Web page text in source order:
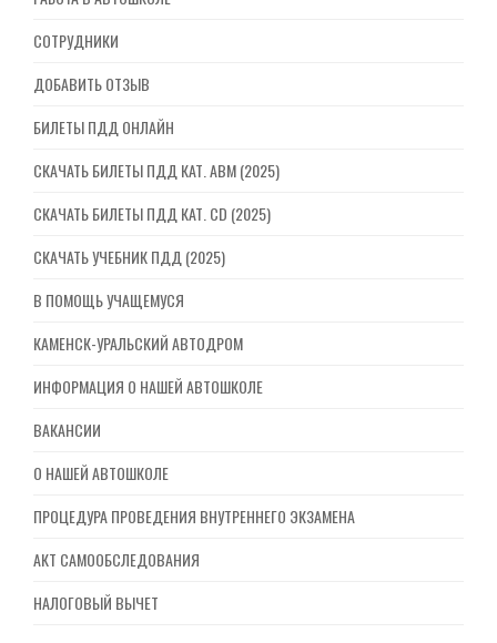
СОТРУДНИКИ
ДОБАВИТЬ ОТЗЫВ
БИЛЕТЫ ПДД ОНЛАЙН
СКАЧАТЬ БИЛЕТЫ ПДД КАТ. ABM (2025)
СКАЧАТЬ БИЛЕТЫ ПДД КАТ. CD (2025)
СКАЧАТЬ УЧЕБНИК ПДД (2025)
В ПОМОЩЬ УЧАЩЕМУСЯ
КАМЕНСК-УРАЛЬСКИЙ АВТОДРОМ
ИНФОРМАЦИЯ О НАШЕЙ АВТОШКОЛЕ
ВАКАНСИИ
О НАШЕЙ АВТОШКОЛЕ
ПРОЦЕДУРА ПРОВЕДЕНИЯ ВНУТРЕННЕГО ЭКЗАМЕНА
АКТ САМООБСЛЕДОВАНИЯ
НАЛОГОВЫЙ ВЫЧЕТ